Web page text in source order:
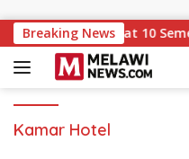
Breaking News
Naik ke Peringkat 10
Kamar Hotel